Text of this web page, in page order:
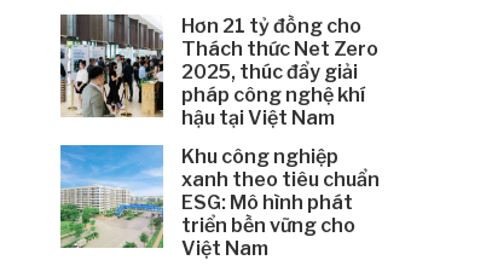
Hơn 21 tỷ đồng cho
Thách thức Net Zero
2025, thúc đẩy giải
pháp công nghệ khí
hậu tại Việt Nam
Khu công nghiệp
xanh theo tiêu chuẩn
ESG: Mô hình phát
triển bền vững cho
Việt Nam